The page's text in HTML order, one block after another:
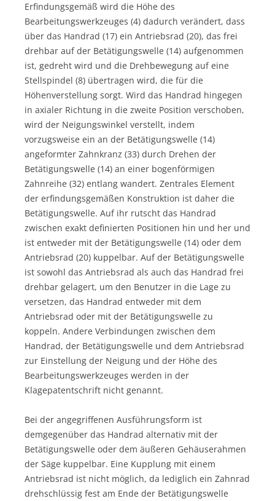
Erfindungsgemäß wird die Höhe des
Bearbeitungswerkzeuges (4) dadurch verändert, dass
über das Handrad (17) ein Antriebsrad (20), das frei
drehbar auf der Betätigungswelle (14) aufgenommen
ist, gedreht wird und die Drehbewegung auf eine
Stellspindel (8) übertragen wird, die für die
Höhenverstellung sorgt. Wird das Handrad hingegen
in axialer Richtung in die zweite Position verschoben,
wird der Neigungswinkel verstellt, indem
vorzugsweise ein an der Betätigungswelle (14)
angeformter Zahnkranz (33) durch Drehen der
Betätigungswelle (14) an einer bogenförmigen
Zahnreihe (32) entlang wandert. Zentrales Element
der erfindungsgemäßen Konstruktion ist daher die
Betätigungswelle. Auf ihr rutscht das Handrad
zwischen exakt definierten Positionen hin und her und
ist entweder mit der Betätigungswelle (14) oder dem
Antriebsrad (20) kuppelbar. Auf der Betätigungswelle
ist sowohl das Antriebsrad als auch das Handrad frei
drehbar gelagert, um den Benutzer in die Lage zu
versetzen, das Handrad entweder mit dem
Antriebsrad oder mit der Betätigungswelle zu
koppeln. Andere Verbindungen zwischen dem
Handrad, der Betätigungswelle und dem Antriebsrad
zur Einstellung der Neigung und der Höhe des
Bearbeitungswerkzeuges werden in der
Klagepatentschrift nicht genannt.
Bei der angegriffenen Ausführungsform ist
demgegenüber das Handrad alternativ mit der
Betätigungswelle oder dem äußeren Gehäuserahmen
der Säge kuppelbar. Eine Kupplung mit einem
Antriebsrad ist nicht möglich, da lediglich ein Zahnrad
drehschlüssig fest am Ende der Betätigungswelle